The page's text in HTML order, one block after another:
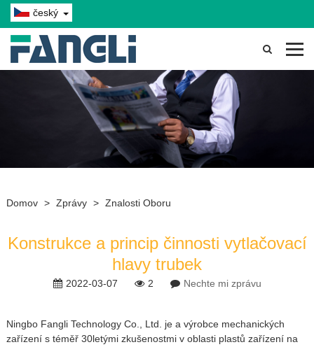
český
Domov > Zprávy > Znalosti Oboru
Konstrukce a princip činnosti vytlačovací
hlavy trubek
2022-03-07 2 Nechte mi zprávu
Ningbo Fangli Technology Co., Ltd. je a výrobce mechanických
zařízení s téměř 30letými zkušenostmi v oblasti plastů zařízení na